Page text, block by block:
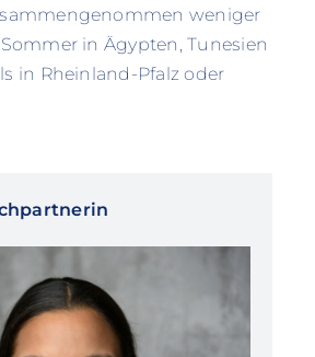
weniger
in Ägypten, Tunesien
in Rheinland-Pfalz oder